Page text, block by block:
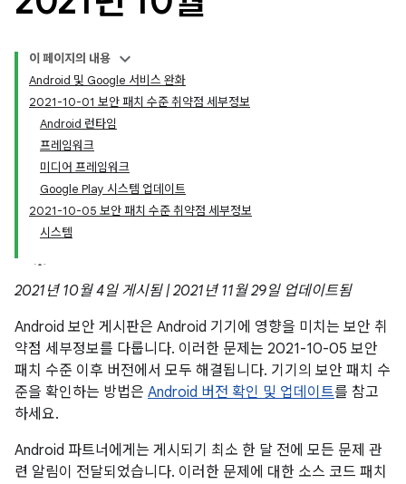
이 페이지의 내용
Android 및 Google 서비스 완화
2021-10-01 보안 패치 수준 취약점 세부정보
Android 런타임
프레임워크
미디어 프레임워크
Google Play 시스템 업데이트
2021-10-05 보안 패치 수준 취약점 세부정보
시스템
2021년 10월 4일 게시됨 | 2021년 11월 29일 업데이트됨
Android 보안 게시판은 Android 기기에 영향을 미치는 보안 취
약점 세부정보를 다룹니다. 이러한 문제는 2021-10-05 보안
패치 수준 이후 버전에서 모두 해결됩니다. 기기의 보안 패치 수
준을 확인하는 방법은 Android 버전 확인 및 업데이트를 참고
하세요.
Android 파트너에게는 게시되기 최소 한 달 전에 모든 문제 관
련 알림이 전달되었습니다. 이러한 문제에 대한 소스 코드 패치